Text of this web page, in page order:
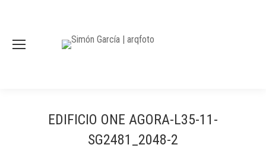
EDIFICIO ONE AGORA-L35-11-
SG2481_2048-2